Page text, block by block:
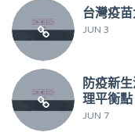
台灣疫
JUN 3
防疫新
理平衡點
JUN 7